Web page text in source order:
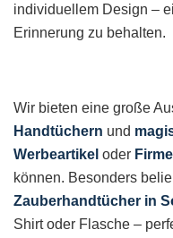
individuellem Design –
Erinnerung zu behalten.
Wir bieten eine große
Handtüchern und
Werbeartikel oder
können. Besonders
Zauberhandtücher in
Shirt oder Flasche –